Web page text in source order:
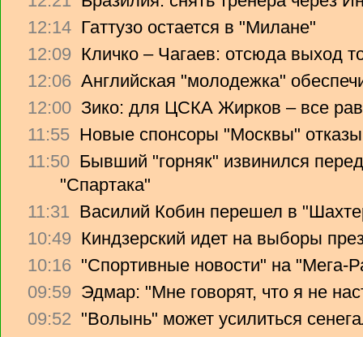
12:14 Гаттузо остается в "Милане"
12:09 Кличко – Чагаев: отсюда выход
12:06 Английская "молодежка"
12:00 Зико: для ЦСКА Жирков – все
11:55 Новые спонсоры "Москвы"
11:50 Бывший "горняк" извинился
"Спартака"
11:31 Василий Кобин перешел в
10:49 Киндзерский идет на выборы
10:16 "Спортивные новости" на "Мега-
09:59 Эдмар: "Мне говорят, что я не
09:52 "Волынь" может усилиться